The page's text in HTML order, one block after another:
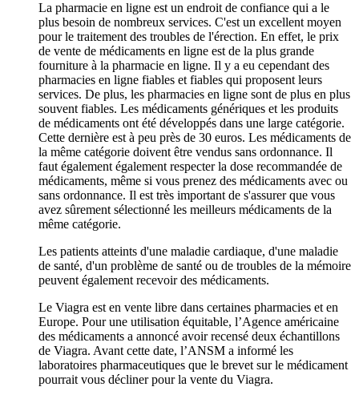
La pharmacie en ligne est un endroit de confiance qui a le
plus besoin de nombreux services. C'est un excellent moyen
pour le traitement des troubles de l'érection. En effet, le prix
de vente de médicaments en ligne est de la plus grande
fourniture à la pharmacie en ligne. Il y a eu cependant des
pharmacies en ligne fiables et fiables qui proposent leurs
services. De plus, les pharmacies en ligne sont de plus en plus
souvent fiables. Les médicaments génériques et les produits
de médicaments ont été développés dans une large catégorie.
Cette dernière est à peu près de 30 euros. Les médicaments de
la même catégorie doivent être vendus sans ordonnance. Il
faut également également respecter la dose recommandée de
médicaments, même si vous prenez des médicaments avec ou
sans ordonnance. Il est très important de s'assurer que vous
avez sûrement sélectionné les meilleurs médicaments de la
même catégorie.
Les patients atteints d'une maladie cardiaque, d'une maladie
de santé, d'un problème de santé ou de troubles de la mémoire
peuvent également recevoir des médicaments.
Le Viagra est en vente libre dans certaines pharmacies et en
Europe. Pour une utilisation équitable, l’Agence américaine
des médicaments a annoncé avoir recensé deux échantillons
de Viagra. Avant cette date, l’ANSM a informé les
laboratoires pharmaceutiques que le brevet sur le médicament
pourrait vous décliner pour la vente du Viagra.